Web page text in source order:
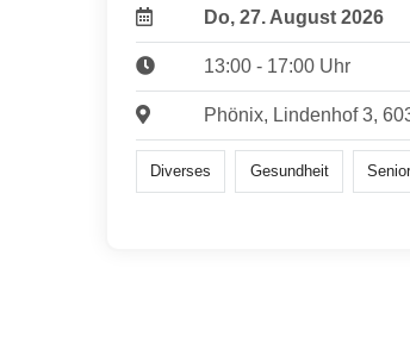
Do, 27. August 2026
13:00 - 17:00 Uhr
Phönix, Lindenhof 3,
Diverses Gesundheit